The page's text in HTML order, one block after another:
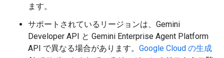
ます。
サポートされているリージョンは、Gemini
Developer API と Gemini Enterprise Agent Platform
API で異なる場合があります。 Google Cloud の生成